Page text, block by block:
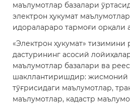
маълумотлар базалари
электрон ҳукумат
идоралараро тармоғи орқали
«Электрон ҳукумат»
дастурининг асосий
маълумотлар базалари ва
шакллантиришдир: жисмоний
тўғрисидаги маълумотлар,
маълумотлар, кадастр